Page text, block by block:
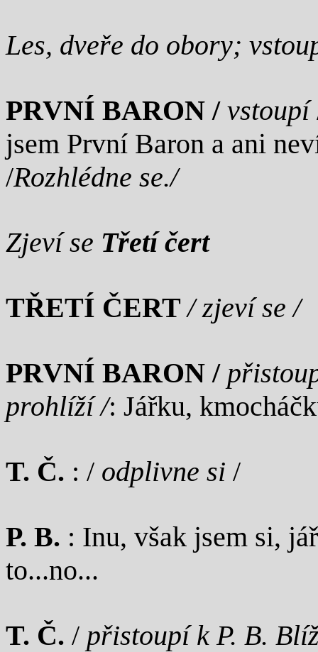
Les, dveře do obory;
PRVNÍ BARON / vstoupí
jsem První Baron a ani
/Rozhlédne se./
Zjeví se Třetí čert
TŘETÍ ČERT/ zjeví se /
PRVNÍ BARON /
prohlíží /: Jářku,
T. Č. : / odplivne si /
P. B. : Inu, však jsem si,
to...no...
T. Č. / přistoupí k P. B.